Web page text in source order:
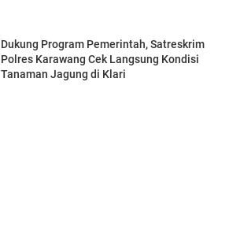
Dukung Program Pemerintah, Satreskrim
Polres Karawang Cek Langsung Kondisi
Tanaman Jagung di Klari